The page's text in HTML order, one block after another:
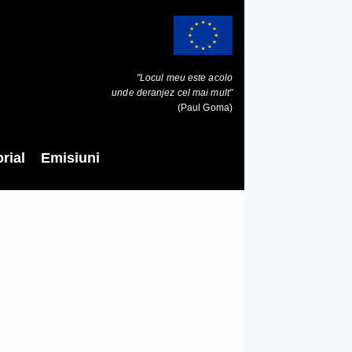
"Locul meu este acolo
unde deranjez cel mai mult"
(Paul Goma)
Emisiuni